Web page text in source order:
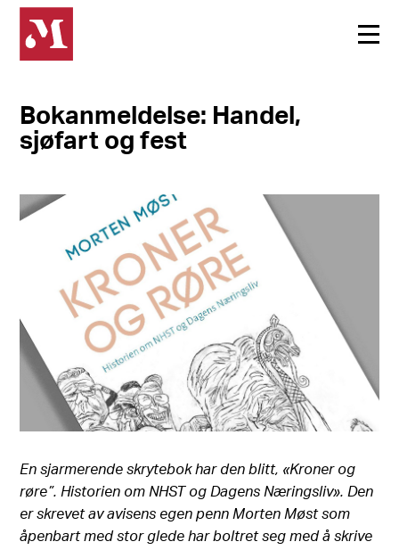
Bokanmeldelse: Handel,
sjøfart og fest
En sjarmerende skrytebok har den blitt, «Kroner og
røre”. Historien om NHST og Dagens Næringsliv». Den
er skrevet av avisens egen penn Morten Møst som
åpenbart med stor glede har boltret seg med å skrive